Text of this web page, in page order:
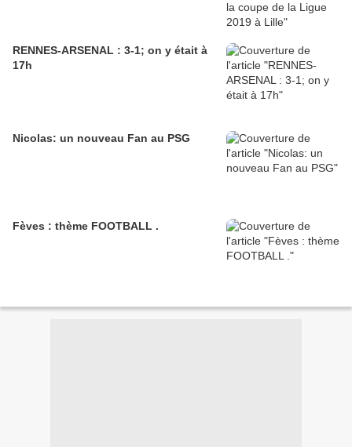
RENNES-ARSENAL : 3-1; on y était à
17h
Nicolas: un nouveau Fan au PSG
Fèves : thème FOOTBALL .